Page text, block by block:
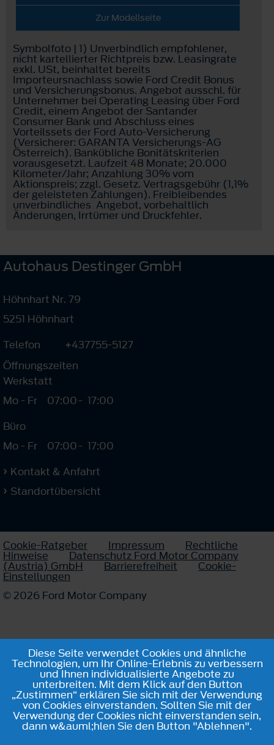
Zur Modellseite
Symbolfoto | 1) Unverbindlich empfohlener,
nicht kartellierter Richtpreis bzw. Leasingrate
exkl. USt, beinhaltet bereits
Importeursnachlass sowie Ford Credit Bonus
und Versicherungsbonus. Angebot ausschl. für
Unternehmer bei Operating Leasing über Ford
Credit, einem Angebot der Santander
Consumer Bank und Abschluss eines
Vorteilssets der Ford Auto-Versicherung
(Versicherer: GARANTA Versicherungs-AG
Österreich). Bankübliche Bonitätskriterien
vorausgesetzt. Laufzeit 48 Monate; 20.000
Kilometer/Jahr; Anzahlung 30% vom
Aktionspreis; zzgl. Gesetz. Vertragsgebühr (1,1%
der geleisteten Zahlungen). Freibleibendes
unverbindliches Angebot, vorbehaltlich
Änderungen, Irrtümer und Druckfehler.
Autohaus Destinger GmbH
Höhnhart Nr. 79
5251 Höhnhart
Telefon
+437755-5127
Öffnungszeiten
Werkstatt
Mo - Fr
07:00- 17:00
Büro
Mo - Fr
07:00- 17:00
Kontakt & Anfahrt
Standortübersicht
Cookie-Ratgeber Impressum Rechtliche
Hinweise Datenschutz Ford Motor Company
(Austria) GmbH Barrierefreiheit Cookie-
Einstellungen
© 2026 Ford Motor Company
Diese Seite verwendet Cookies und ähnliche
Technologien, um Ihr Online-Erlebnis zu verbessern
und Ihnen individualisierte Angebote zu
unterbreiten. Mit dem Klick auf den Button
„Zustimmen“ erklären Sie sich mit der Verwendung
von Cookies einverstanden. Sollten Sie mit der
Verwendung der Cookies nicht einverstanden sein,
dann w&auml;hlen Sie den Button "Ablehnen".